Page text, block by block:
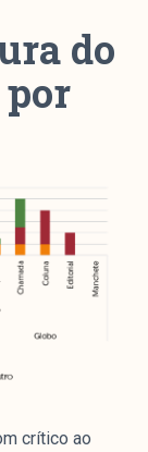
do
por
crítico ao